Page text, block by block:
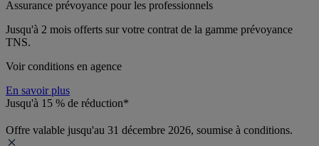
Assurance prévoyance pour les professionnels
Jusqu'à 2 mois offerts sur votre contrat de la gamme prévoyance
TNS.
Voir conditions en agence
En savoir plus
Jusqu'à 15 % de réduction*
Offre valable jusqu'au 31 décembre 2026, soumise à conditions.